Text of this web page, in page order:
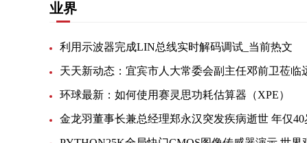
业界
利用示波器完成LIN总线实时解码调试_当前热文
环球最新：如何使用赛灵思功耗估算器（XPE）